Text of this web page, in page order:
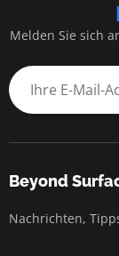
Melden Sie sich
Beyond
Nachrichten,